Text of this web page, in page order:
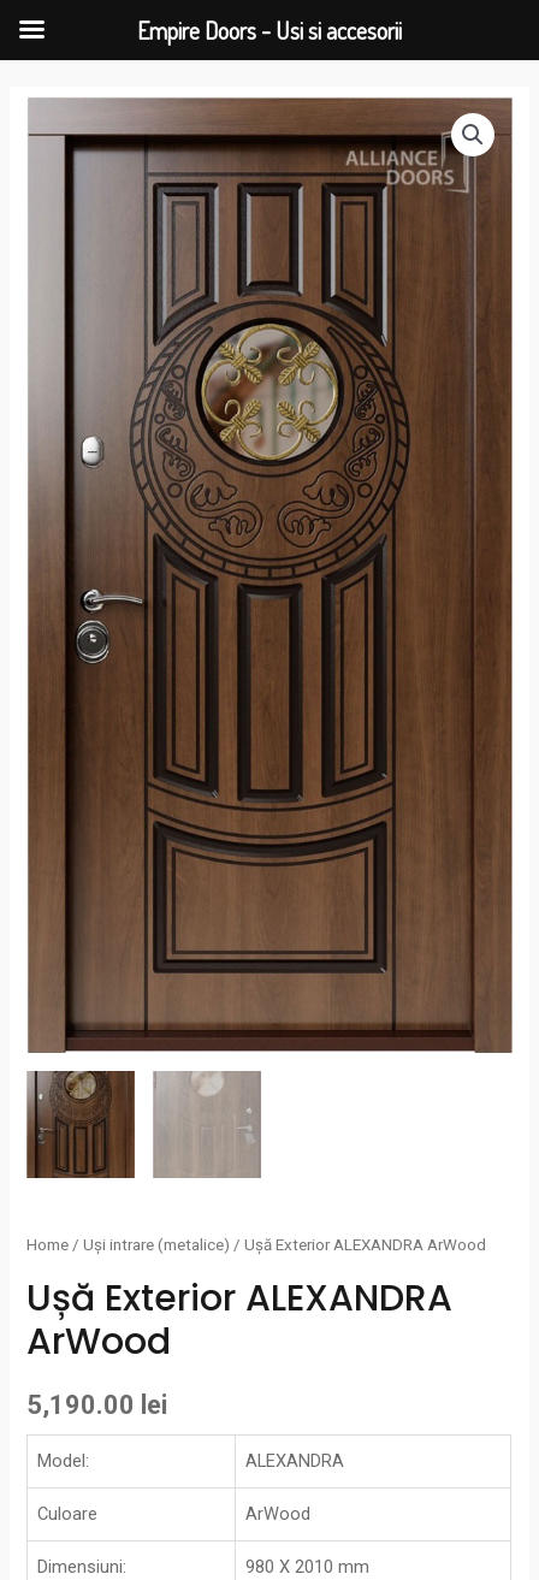
Home /Uși intrare (metalice) / Ușă Exterior ALEXANDRA ArWood
Ușă Exterior ALEXANDRA
ArWood
5,190.00 lei
Model: ALEXANDRA
Culoare ArWood
Dimensiuni: 980 X 2010 mm
Empire Doors - Usi si accesorii